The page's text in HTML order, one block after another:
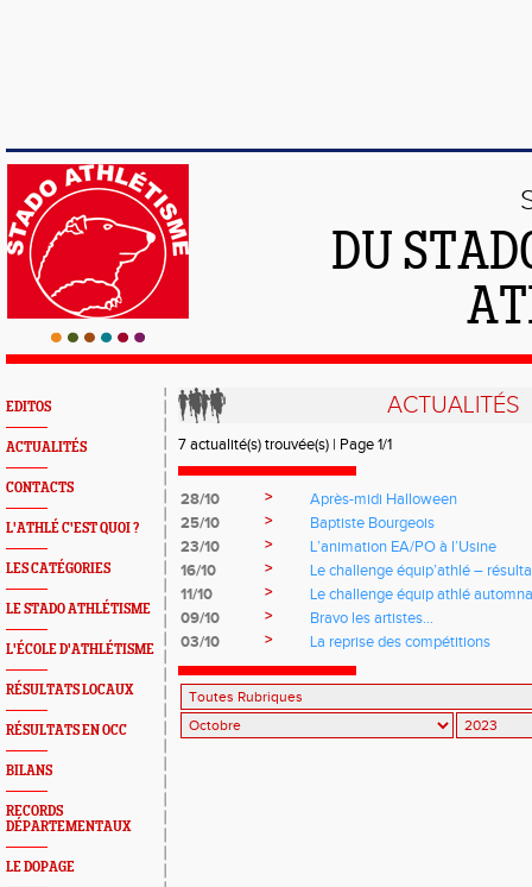
DU
EDITOS
ACTUALITÉS
CONTACTS
L'ATHLÉ C'EST QUOI ?
LES CATÉGORIES
LE STADO ATHLÉTISME
L'ÉCOLE D'ATHLÉTISME
RÉSULTATS LOCAUX
RÉSULTATS EN OCC
BILANS
RECORDS
DÉPARTEMENTAUX
LE DOPAGE
ACTUALITÉS
7 actualité(s) trouvée(s) | Page 1/1
28/10 >
Après-midi Halloween
25/10
>
Baptiste Bourgeois
23/10
>
L’animation EA/PO à l’Usine
16/10
>
Le challenge équip’athlé –
11/10
>
Le challenge équip athlé
09/10
>
Bravo les artistes…
03/10
> La reprise des compétitions